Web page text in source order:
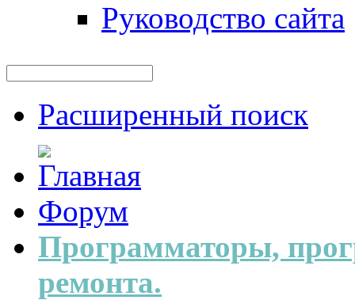
Руководство сайта
Расширенный поиск
Форум
Программаторы,
ремонта.